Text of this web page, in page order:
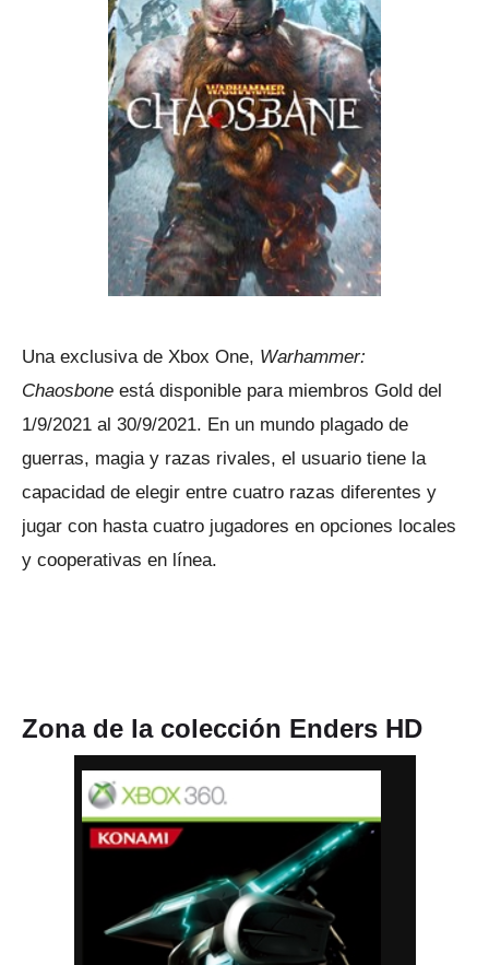
Una exclusiva de Xbox One, Warhammer:
Chaosbone está disponible para miembros Gold del
1/9/2021 al 30/9/2021. En un mundo plagado de
guerras, magia y razas rivales, el usuario tiene la
capacidad de elegir entre cuatro razas diferentes y
jugar con hasta cuatro jugadores en opciones locales
y cooperativas en línea.
Zona de la colección Enders HD